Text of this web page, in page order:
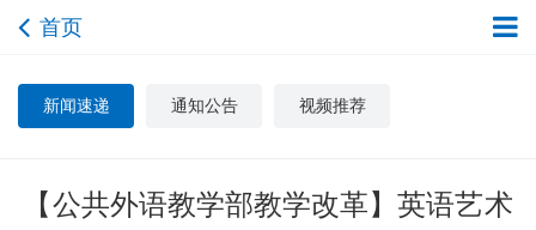
首页
新闻速递 通知公告 视频推荐
【公共外语教学部教学改革】英语艺术